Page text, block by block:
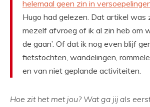
helemaal geen zin in
Hugo had gelezen. Dat artikel
mezelf afvroeg of ik al zin heb om
de gaan’. Of dat ik nog even blijf
fietstochten, wandelingen,
en van niet geplande activiteiten.
Hoe zit het met jou? Wat ga jij als